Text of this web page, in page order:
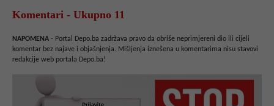
Komentari - Ukupno 11
NAPOMENA - Portal Depo.ba zadržava pravo da obriše neprimjereni dio ili cijeli
komentar bez najave i objašnjenja. Mišljenja iznešena u komentarima nisu stavovi
redakcije web portala Depo.ba!